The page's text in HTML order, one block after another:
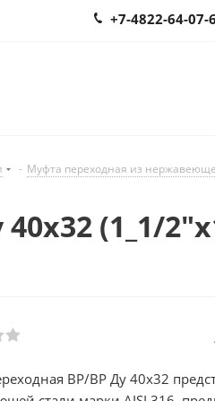
+7-4822-64-07-
- Муфта переходная из
(1_1/
ВР/ВР Ду 40x32